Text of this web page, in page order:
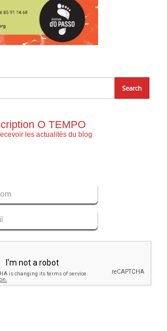
O TEMPO
les actualités du blog